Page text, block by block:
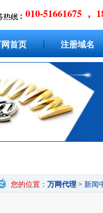
010-51661675 ，
首页 注册域名
您的位置： 万网代理 > 新闻